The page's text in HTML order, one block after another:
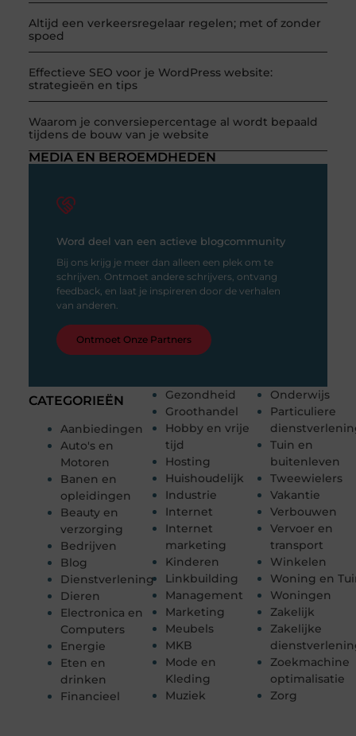
Altijd een verkeersregelaar regelen; met of zonder
spoed
Effectieve SEO voor je WordPress website:
strategieën en tips
Waarom je conversiepercentage al wordt bepaald
tijdens de bouw van je website
CATEGORIEËN
Aanbiedingen
Auto's en
Motoren
Banen en
opleidingen
Beauty en
verzorging
Bedrijven
Blog
Dienstverlening
Dieren
Electronica en
Computers
Energie
Eten en
drinken
Financieel
Gezondheid
Groothandel
Hobby en vrije
tijd
Hosting
Huishoudelijk
Industrie
Internet
Internet
marketing
Kinderen
Linkbuilding
Management
Marketing
Meubels
MKB
Mode en
Kleding
Muziek
Onderwijs
Particuliere
Tuin en
buitenleven
Tweewielers
Vakantie
Verbouwen
Vervoer en
transport
Winkelen
Woning en
Woningen
Zakelijk
Zakelijke
Zoekmachine
optimalisatie
Zorg
MEDIA EN BEROEMDHEDEN
Word deel van een actieve blogcommunity
Bij ons krijg je meer dan alleen een plek om te
schrijven. Ontmoet andere schrijvers, ontvang
feedback, en laat je inspireren door de verhalen
van anderen.
Ontmoet Onze Partners